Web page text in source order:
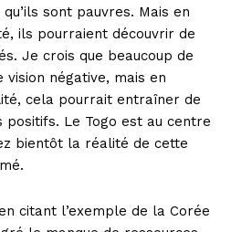
sont pauvres. Mais en
ils pourraient découvrir de
Je crois que beaucoup de
vision négative, mais en
cela pourrait entraîner de
positifs. Le Togo est au centre
bientôt la réalité de cette
citant l’exemple de la Corée